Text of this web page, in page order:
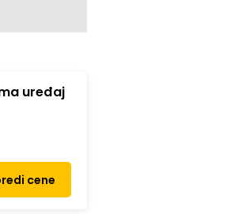
uređaj
cene